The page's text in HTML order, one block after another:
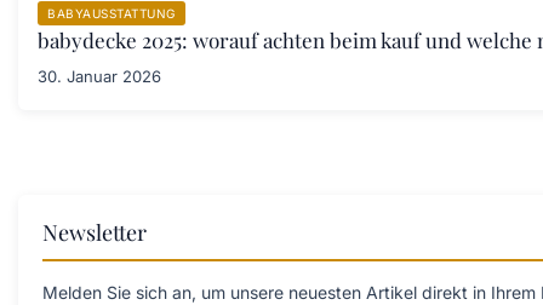
BABYAUSSTATTUNG
babydecke 2025: worauf achten beim kauf und
30. Januar 2026
Newsletter
Melden Sie sich an, um unsere neuesten Artikel direkt in